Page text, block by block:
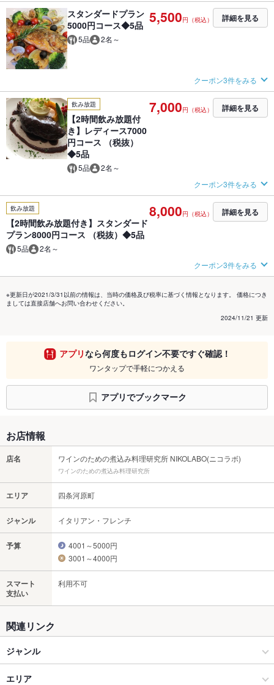
スタンダードプラン
5000円コース◆5品
5品 2名～
5,500円（税込） 詳細を見る
クーポン3件をみる
飲み放題
【2時間飲み放題付
き】レディース7000
円コース （税抜）
◆5品
5品 2名～
7,000円（税込） 詳細を見る
クーポン3件をみる
飲み放題
【2時間飲み放題付き】スタンダード
プラン8000円コース （税抜）◆5品
5品 2名～
8,000円（税込） 詳細を見る
クーポン3件をみる
※更新日が2021/3/31以前の情報は、当時の価格及び税率に基づく情報となります。 価格につき
ましては直接店舗へお問い合わせください。
2024/11/21 更新
アプリなら何度もログイン不要ですぐ確認！
ワンタップで手軽につかえる
アプリでブックマーク
お店情報
店名 ワインのための煮込み料理研究所 NIKOLABO(ニコラボ)
ワインのための煮込み料理研究所
エリア 四条河原町
ジャンル イタリアン・フレンチ
予算
4001～5000円
3001～4000円
スマート
支払い
利用不可
関連リンク
ジャンル
イタリアン・フレンチ
エリア